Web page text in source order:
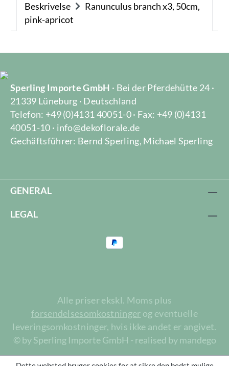
Beskrivelse
Ranunculus branch x3, 50cm,
pink-apricot
Sperling Importe GmbH · Bei der Pferdehütte 24 ·
21339 Lüneburg · Deutschland
Telefon: +49 (0)4131 40051-0 · Fax: +49 (0)4131
40051-10 · info@dekoflorale.de
Gechäftsführer: Bernd Sperling, Michael Sperling
GENERAL
LEGAL
Alle priser ekskl. Moms plus
forsendelsesomkostninger og eventuelle
leveringsomkostninger, hvis ikke andet er angivet.
© by Sperling Importe GmbH - realised by mandego